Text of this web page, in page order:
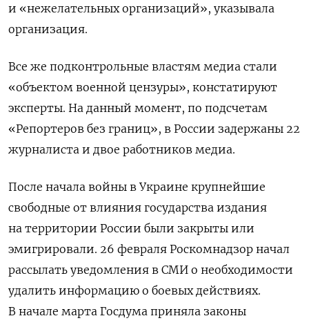
и «нежелательных организаций», указывала
организация.
Все же подконтрольные властям медиа стали
«объектом военной цензуры», констатируют
эксперты. На данный момент, по подсчетам
«Репортеров без границ», в России задержаны 22
журналиста и двое работников медиа.
После начала войны в Украине крупнейшие
свободные от влияния государства издания
на территории России были закрыты или
эмигрировали. 26 февраля Роскомнадзор начал
рассылать уведомления в СМИ о необходимости
удалить информацию о боевых действиях.
В начале марта Госдума приняла законы